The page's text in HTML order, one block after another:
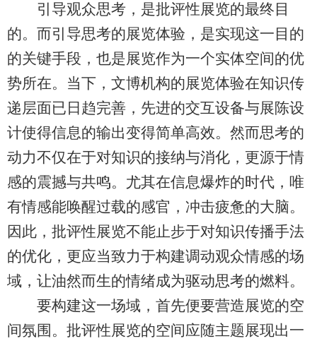
引导观众思考，是批评性展览的最终目
的。而引导思考的展览体验，是实现这一目的
的关键手段，也是展览作为一个实体空间的优
势所在。当下，文博机构的展览体验在知识传
递层面已日趋完善，先进的交互设备与展陈设
计使得信息的输出变得简单高效。然而思考的
动力不仅在于对知识的接纳与消化，更源于情
感的震撼与共鸣。尤其在信息爆炸的时代，唯
有情感能唤醒过载的感官，冲击疲惫的大脑。
因此，批评性展览不能止步于对知识传播手法
的优化，更应当致力于构建调动观众情感的场
域，让油然而生的情绪成为驱动思考的燃料。
要构建这一场域，首先便要营造展览的空
间氛围。批评性展览的空间应随主题展现出一